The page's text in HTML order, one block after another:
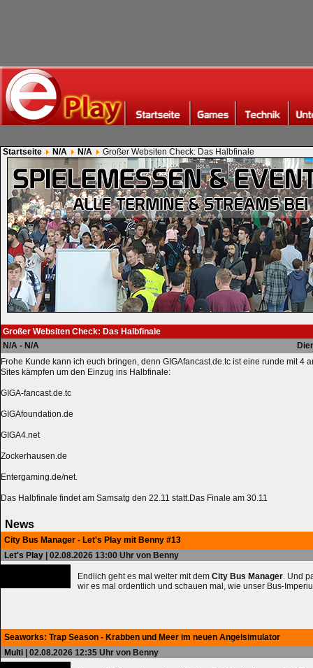
Startseite N/A N/A Großer Websiten Check: Das Halbfinale
Großer Websiten Check: Das Halbfinale
N/A - N/A
Frohe Kunde kann ich euch bringen, denn GIGAfancast.de.tc ist eine runde mit 4
Sites kämpfen um den Einzug ins Halbfinale:
GIGA-fancast.de.tc
GIGAfoundation.de
GIGA4.net
Zockerhausen.de
Entergaming.de/net.
Das Halbfinale findet am Samsatg den 22.11 statt.Das Finale am 30.11
News
City Bus Manager - Let's Play mit Benny #13
Let's Play | 02.08.2026 13:00 Uhr von Benny
Endlich geht es mal weiter mit dem City Bus Manager. Und
wir es mal ordentlich und schauen mal, wie unser Bus-
Seaworks: Trap Season - Krabben und Meer im neuen Angelsimulator
Multi | 02.08.2026 12:35 Uhr von Benny